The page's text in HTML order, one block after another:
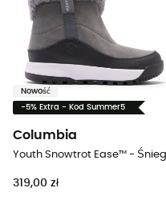
Nowość
-5% Extra - Kod Summer5
Columbia
319,00 zł